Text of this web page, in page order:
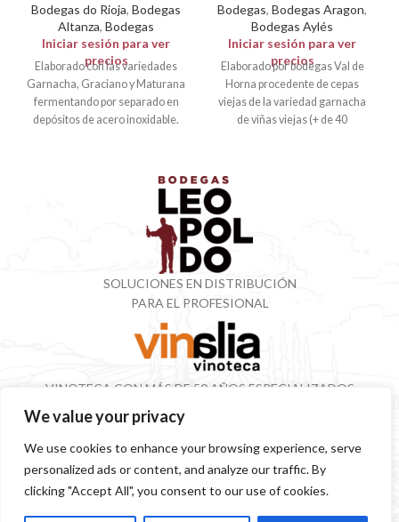
We value your privacy
We use cookies to enhance your browsing experience, serve
personalized ads or content, and analyze our traffic. By
clicking "Accept All", you consent to our use of cookies.
Bodegas do Rioja,Bodegas
Altanza,Bodegas
Iniciar sesión para ver
precios
Elaborado con las variedades
Garnacha, Graciano y Maturana
fermentando por separado en
depósitos de acero inoxidable.
Bodegas,Bodegas Aragon,
Bodegas Aylés
Iniciar sesión para ver
precios
Elaborado por bodegas Val de
Horna procedente de cepas
viejas de la variedad garnacha
de viñas viejas (+ de 40
SOLUCIONES EN DISTRIBUCIÓN
PARA EL PROFESIONAL
VINOTECA CON MÁS DE 50 AÑOS ESPECIALIZADOS
EN VINOS Y DESTILADOS
SITEMAPPOLÍTICA PRIVACIDADAVISO LEGALSOSTENIBILIDAD